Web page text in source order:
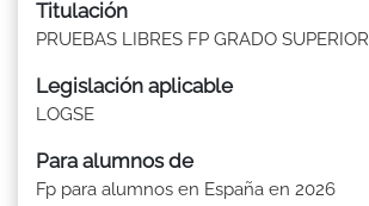
Titulación
PRUEBAS LIBRES FP GRADO SUPERIOR
Legislación aplicable
LOGSE
Para alumnos de
Fp para alumnos en España en 2026